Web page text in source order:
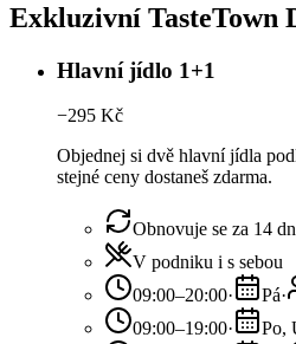
Exkluzivní TasteTown
Hlavní jídlo 1+1
−295 Kč
Objednej si dvě hlavní jídla
stejné ceny dostaneš zdarma.
Obnovuje se za 14
V podniku i s sebou
09:00–20:00· Pá·
09:00–19:00· Po,